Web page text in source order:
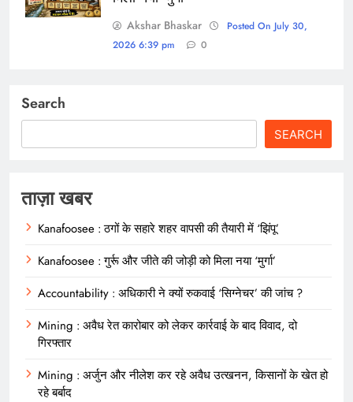
Akshar Bhaskar
Posted On July 30,
2026 6:39 pm
0
Search
SEARCH
ताज़ा खबर
Kanafoosee : ठगों के सहारे शहर वापसी की तैयारी में ‘झिंपू’
Kanafoosee : गुर्रू और जीते की जोड़ी को मिला नया ‘मुर्गा’
Accountability : अधिकारी ने क्यों रुकवाई ‘सिग्नेचर’ की जांच ?
Mining : अवैध रेत कारोबार को लेकर कार्रवाई के बाद विवाद, दो
गिरफ्तार
Mining : अर्जुन और नीलेश कर रहे अवैध उत्खनन, किसानों के खेत हो
रहे बर्बाद